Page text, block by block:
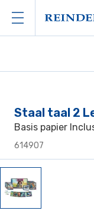
Staal taal 2
Basis papier
614907